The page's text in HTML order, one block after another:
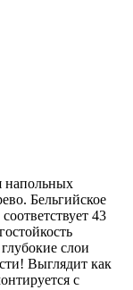
напольных
Бельгийское
43
слои
Выглядит как
с